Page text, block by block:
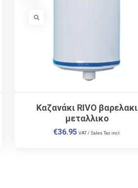
VISIT LINK
Καζανάκι RIVO βαρελακι
μεταλλικο
€36.95 VAT / Sales Tax incl.